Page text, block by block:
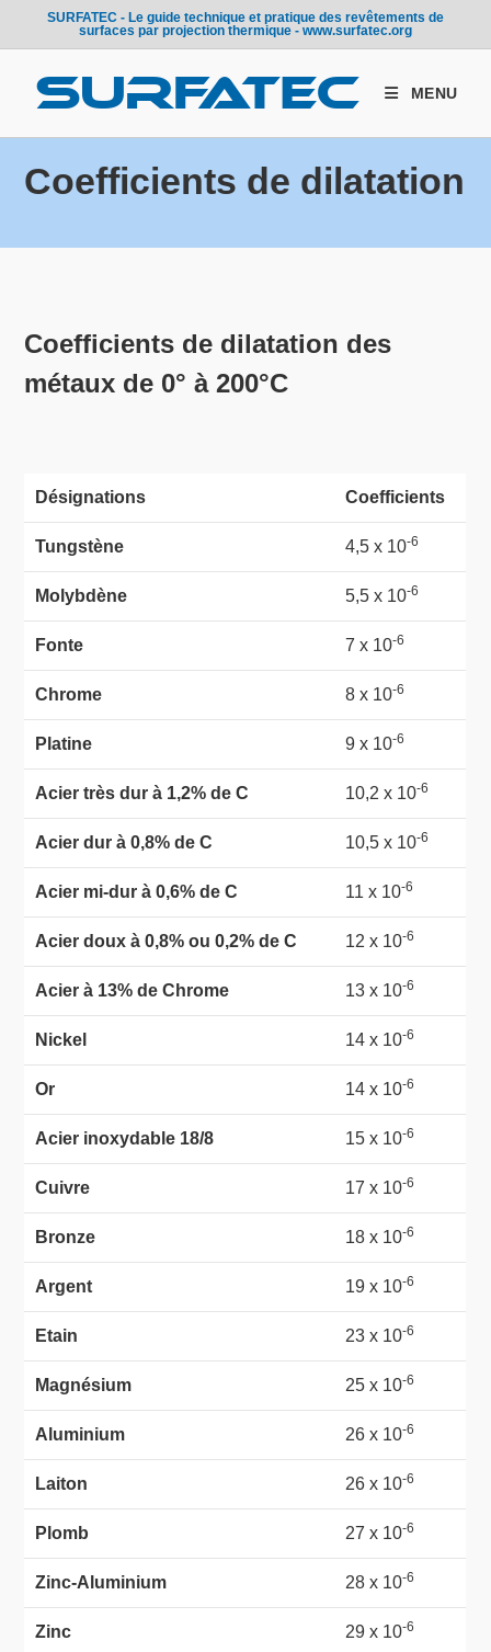
SURFATEC - Le guide technique et pratique des revêtements de
surfaces par projection thermique - www.surfatec.org
MENU
Coefficients de dilatation
Coefficients de dilatation des
métaux de 0° à 200°C
Désignations Coefficients
Tungstène 4,5 x 10-6
Molybdène 5,5 x 10-6
Fonte 7 x 10-6
Chrome 8 x 10-6
Platine 9 x 10-6
Acier très dur à 1,2% de C 10,2 x 10-6
Acier dur à 0,8% de C 10,5 x 10-6
Acier mi-dur à 0,6% de C 11 x 10-6
Acier doux à 0,8% ou 0,2% de C 12 x 10-6
Acier à 13% de Chrome 13 x 10-6
Nickel 14 x 10-6
Or 14 x 10-6
Acier inoxydable 18/8 15 x 10-6
Cuivre 17 x 10-6
Bronze 18 x 10-6
Argent 19 x 10-6
Etain 23 x 10-6
Magnésium 25 x 10-6
Aluminium 26 x 10-6
Laiton 26 x 10-6
Plomb 27 x 10-6
Zinc-Aluminium 28 x 10-6
Zinc 29 x 10-6